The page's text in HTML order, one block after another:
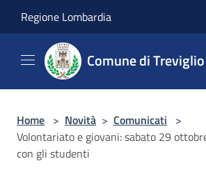
Regione Lombardia
Comune di Treviglio
Home > Novità > Comunicati >
Volontariato e giovani: sabato 29
con gli studenti